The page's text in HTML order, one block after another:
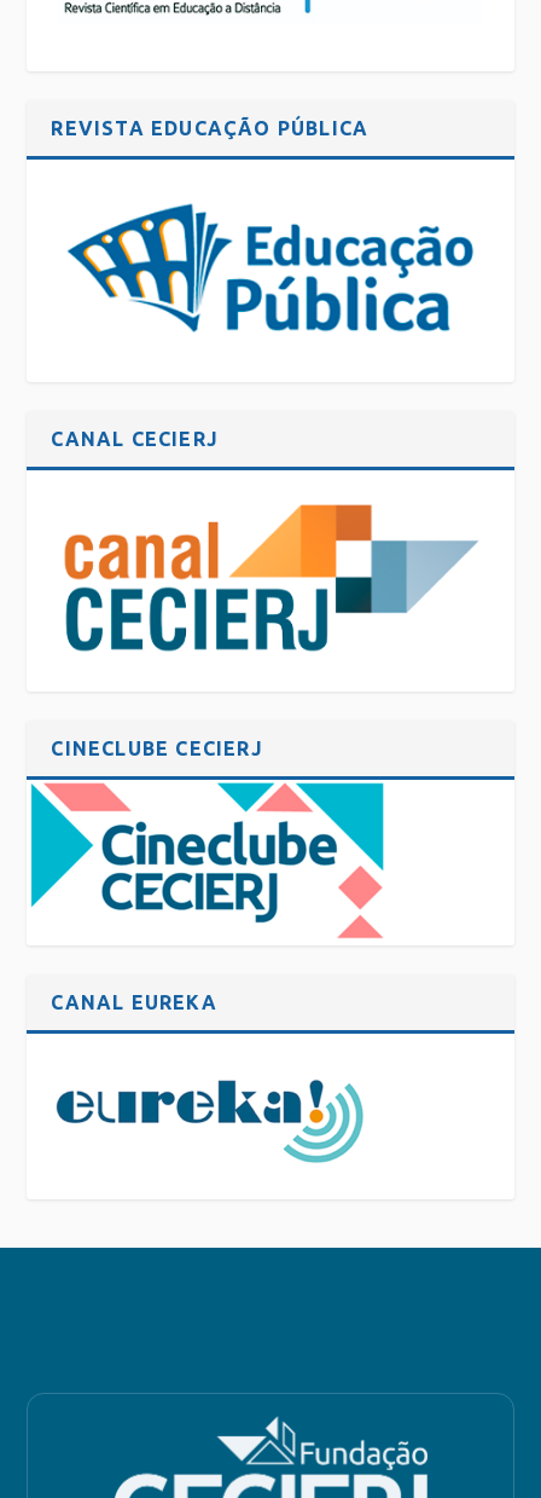
REVISTA EDUCAÇÃO PÚBLICA
CANAL CECIERJ
CINECLUBE CECIERJ
CANAL EUREKA